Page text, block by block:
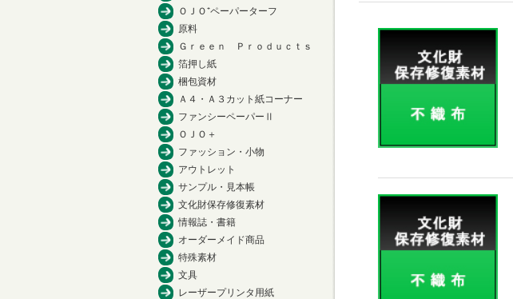
ＯＪＯ⁺ペーパーターフ
原料
Ｇｒｅｅｎ Ｐｒｏｄｕｃｔｓ
箔押し紙
梱包資材
Ａ４・Ａ３カット紙コーナー
ファンシーペーパーⅡ
ＯＪＯ＋
ファッション・小物
アウトレット
サンプル・見本帳
文化財保存修復素材
情報誌・書籍
オーダーメイド商品
特殊素材
文具
レーザープリンタ用紙